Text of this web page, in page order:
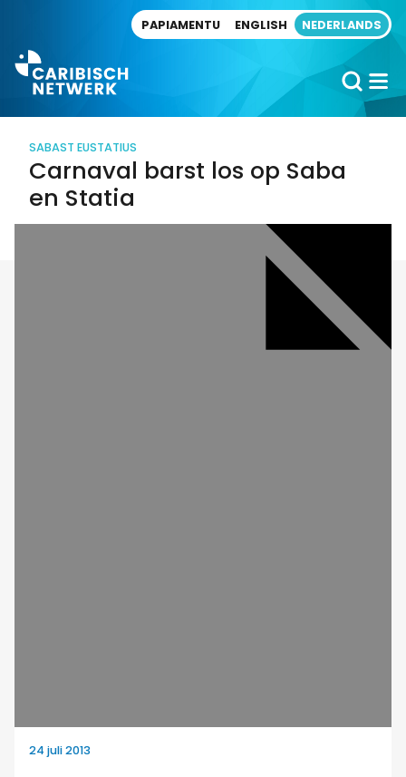
PAPIAMENTU ENGLISH NEDERLANDS
SABAST EUSTATIUS
Carnaval barst los op Saba
en Statia
24 juli 2013